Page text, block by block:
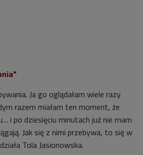
Ja go oglądałam wiele razy
razem miałam ten moment, że
i po dziesięciu minutach już nie mam
Jak się z nimi przebywa, to się w
Tola Jasionowska.